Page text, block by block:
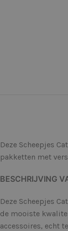
Deze Scheepjes
pakketten met
BESCHRIJVING
Deze Scheepjes
de mooiste
accessoires, echt